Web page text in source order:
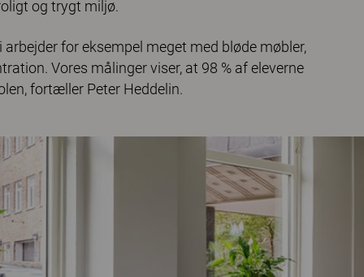
og trygt miljø.
for eksempel meget med bløde møbler,
Vores målinger viser, at 98 % af eleverne
fortæller Peter Heddelin.